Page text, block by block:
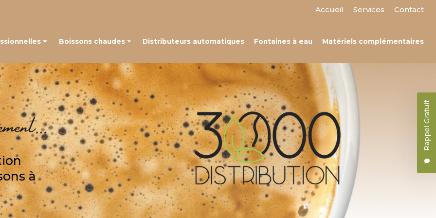
Rappel Gratuit
Accueil Services
Contact
à grains
à capsules
Boissons chaudes
Café en capsules
Café en grains
Thé, chocolat et autres boissons
Distributeurs automatiques Fontaines à eau Matériels complémentaires
à